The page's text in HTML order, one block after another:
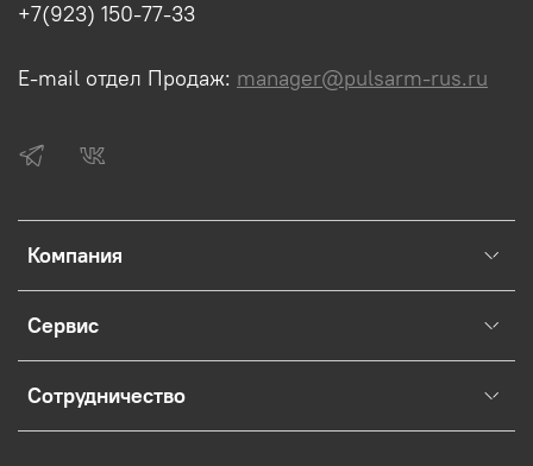
Компания
Сервис
Сотрудничество
+7(923) 150-77-33
E-mail отдел Продаж: manager@pulsarm-rus.ru